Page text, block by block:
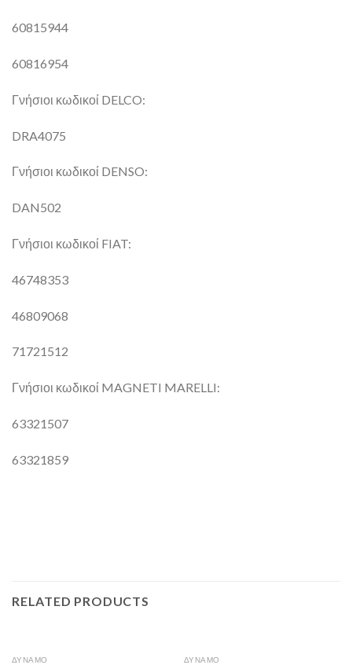
60815944
60816954
Γνήσιοι κωδικοί DELCO:
DRA4075
Γνήσιοι κωδικοί DENSO:
DAN502
Γνήσιοι κωδικοί FIAT:
46748353
46809068
71721512
Γνήσιοι κωδικοί MAGNETI MARELLI:
63321507
63321859
RELATED PRODUCTS
ΔΥΝΑΜΟ ΔΥΝΑΜΟ